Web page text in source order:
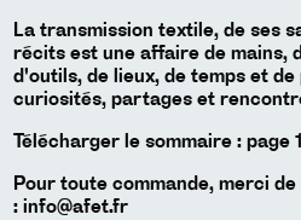
La transmission textile, de ses
récits est une affaire de mains,
d'outils, de lieux, de temps et
curiosités, partages et
Télécharger le sommaire : page 1
Pour toute commande, merci
: info@afet.fr